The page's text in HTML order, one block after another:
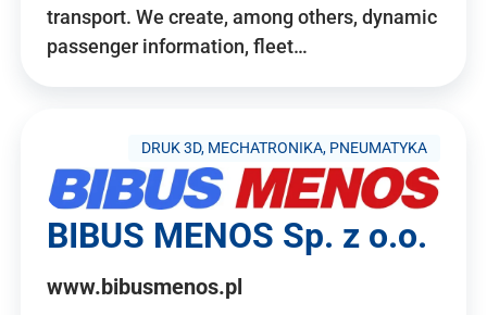
transport. We create, among others, dynamic
passenger information, fleet…
DRUK 3D, MECHATRONIKA, PNEUMATYKA
BIBUS MENOS Sp. z o.o.
www.bibusmenos.pl